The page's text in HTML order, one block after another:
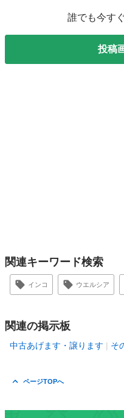
誰でも今す
投稿
関連キーワード検索
インコ ウエルシア
関連の掲示板
中古あげます・譲ります そ
ページTOPへ